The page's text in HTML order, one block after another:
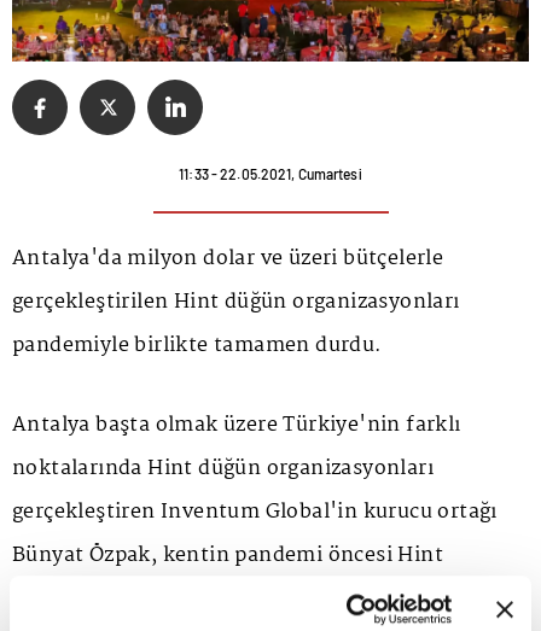
11:33 - 22.05.2021, Cumartesi
Antalya'da milyon dolar ve üzeri bütçelerle
gerçekleştirilen Hint düğün organizasyonları
pandemiyle birlikte tamamen durdu.
Antalya başta olmak üzere Türkiye'nin farklı
noktalarında Hint düğün organizasyonları
gerçekleştiren Inventum Global'in kurucu ortağı
Bünyat Özpak, kentin pandemi öncesi Hint
düğünlerinin merkezi haline geldiğini söyledi.